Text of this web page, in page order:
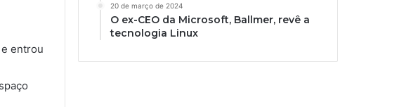
e entrou
20 de março de 2024
O ex-CEO da Microsoft, Ballmer, revê a
tecnologia Linux